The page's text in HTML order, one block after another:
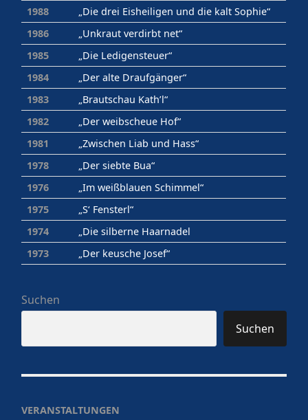
1988
„Die drei Eisheiligen und die kalt Sophie“
1986
„Unkraut verdirbt net“
1985
„Die Ledigensteuer“
1984
„Der alte Draufgänger“
1983
„Brautschau Kath’l“
1982
„Der weibscheue Hof“
1981
„Zwischen Liab und Hass“
1978
„Der siebte Bua“
1976
„Im weißblauen Schimmel“
1975
„S‘ Fensterl“
1974
„Die silberne Haarnadel
1973
„Der keusche Josef“
Suchen
Suchen
VERANSTALTUNGEN